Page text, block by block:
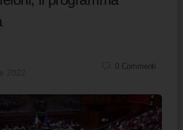
0 Commenti